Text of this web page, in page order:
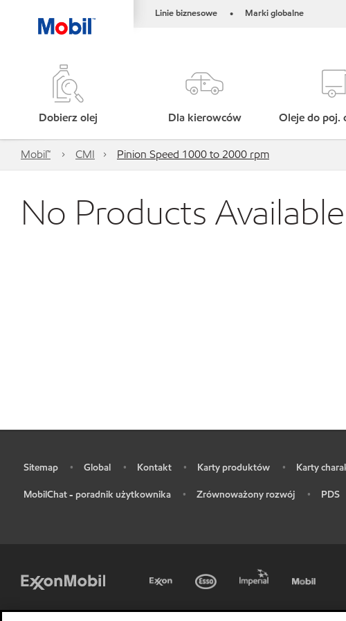
Linie biznesowe • Marki globalne
Dobierz olej Dla kierowców Oleje do poj.
Mobil™ CMI Pinion Speed 1000 to 2000 rpm
No Products Available
Sitemap • Global • Kontakt • Karty produktów • Karty
MobilChat - poradnik użytkownika • Zrównoważony rozwój • PDS